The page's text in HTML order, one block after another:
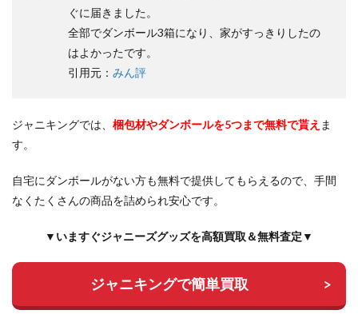
ぐに届きました。
全部でダンボール3箱になり、家がすっきりしたの
はよかったです。
引用元： みん評
ジャニキングでは、 梱包材やダンボールを5つまで無料で貰え ま
す。
自宅にダンボールがない方も無料で提供してもらえるので、手間
なくたくさんの商品を詰められ安心です。
▼いますぐジャニーズグッズを高額買取＆無料査定▼
ジャニキングで簡単買取